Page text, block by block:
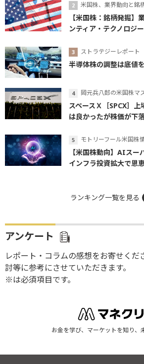
米国株、業界動向と銘
【米国株：銘柄発掘】
ンティア・テクノロジ
ストラテジーレポート
半導体株の調整は底値
岡元兵八郎の米国株マ
スペースＸ［SPCX］
は良かったが株価が下
モトリーフール米国株
【米国株動向】AIス
インフラ投資拡大で恩
ランキング一覧を見る
アンケート
レポート・コラムの感想をお寄せくだ
討等に参考にさせていただきます。
※は必須項目です。
お金を学び、マーケットを知り、